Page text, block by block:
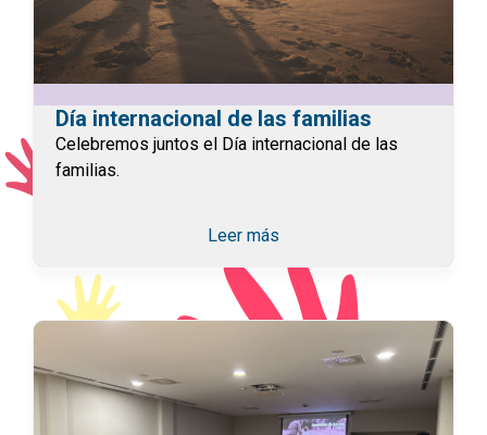
Día internacional de las familias
Celebremos juntos el Día internacional de las
familias.
Leer más